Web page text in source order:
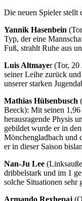
Die neuen Spieler stellt
Yannik Hasenbein
Typ, der eine
Fuß, strahlt Ruhe aus
Luis Altmayer (Tor, 20
seiner Leihe zurück
unserer starken
Mathias Hülsenbusch
Beeck): Mit seinen
herausragende Physis
gebildet wurde er in
Mönchengladbach und
er in dieser Saison
Nan-Ju Lee
dribbelstark und im 1
solche Situationen sehr
Armando Rexhepaj